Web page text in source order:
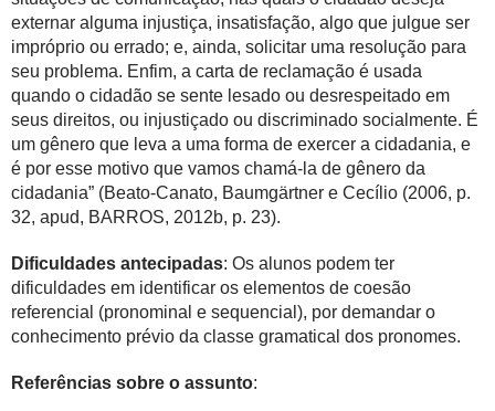
externar alguma injustiça, insatisfação, algo que julgue ser
impróprio ou errado; e, ainda, solicitar uma resolução para
seu problema. Enfim, a carta de reclamação é usada
quando o cidadão se sente lesado ou desrespeitado em
seus direitos, ou injustiçado ou discriminado socialmente. É
um gênero que leva a uma forma de exercer a cidadania, e
é por esse motivo que vamos chamá-la de gênero da
cidadania” (Beato-Canato, Baumgärtner e Cecílio (2006, p.
32, apud, BARROS, 2012b, p. 23).
Dificuldades antecipadas: Os alunos podem ter
dificuldades em identificar os elementos de coesão
referencial (pronominal e sequencial), por demandar o
conhecimento prévio da classe gramatical dos pronomes.
Referências sobre o assunto: